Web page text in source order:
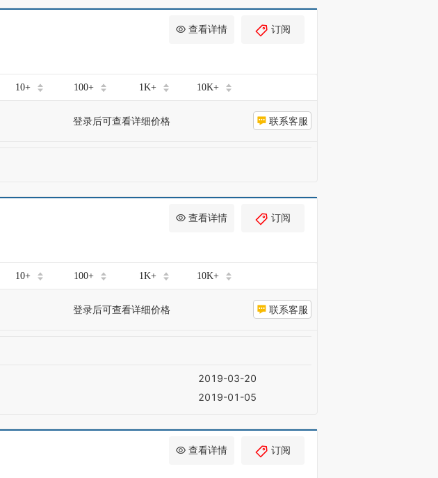
查看详情 订阅
10+ 100+ 1K+ 10K+
登录后可查看详细价格 联系客服
查看详情 订阅
10+ 100+ 1K+ 10K+
登录后可查看详细价格 联系客服
2019-03-20
2019-01-05
查看详情 订阅